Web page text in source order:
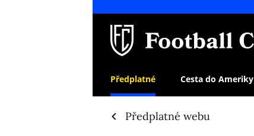
Předplatné Cesta do Ameriky
Předplatné webu